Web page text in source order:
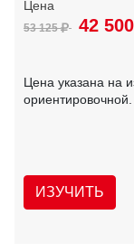
53 125 42 500
Цена указана на
ориентировочной.
ИЗУЧИТЬ